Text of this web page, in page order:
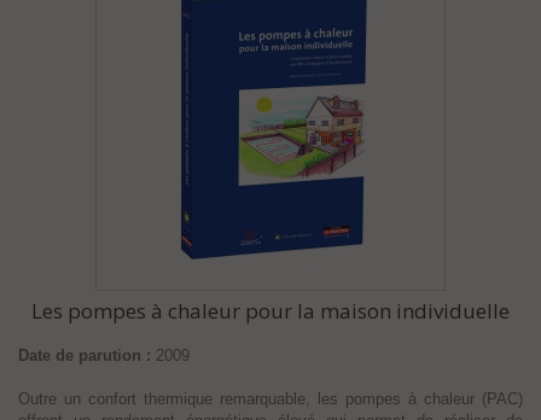
Les pompes à chaleur pour la maison individuelle
Date de parution : 2009
Outre un confort thermique remarquable, les pompes à chaleur (PAC)